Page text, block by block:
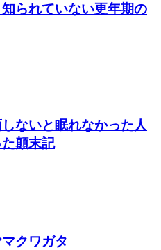
られていない更年期の
ないと眠れなかった人
顛末記
クワガタ